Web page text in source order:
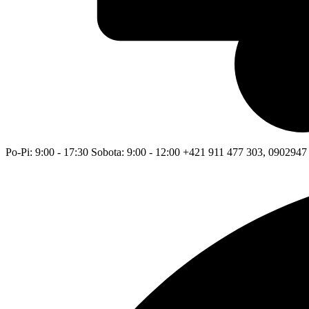
Po-Pi: 9:00 - 17:30 Sobota: 9:00 - 12:00 +421 911 477 303,